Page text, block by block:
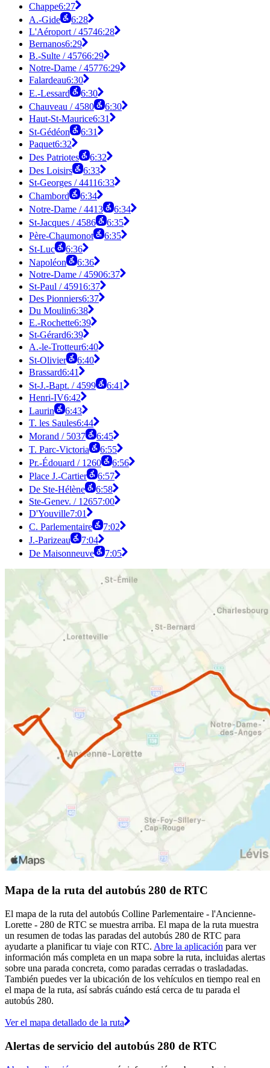
Chappe6:27
A.-Gide
6:28
L'Aéroport / 45746:28
Bernanos6:29
B.-Sulte / 45766:29
Notre-Dame / 45776:29
Falardeau6:30
E.-Lessard
6:30
Chauveau / 4580
6:30
Haut-St-Maurice6:31
St-Gédéon
6:31
Paquet6:32
Des Patriotes
6:32
Des Loisirs
6:33
St-Georges / 44116:33
Chambord
6:34
Notre-Dame / 4413
6:34
St-Jacques / 4586
6:35
Père-Chaumonot
6:35
St-Luc
6:36
Napoléon
6:36
Notre-Dame / 45906:37
St-Paul / 45916:37
Des Pionniers6:37
Du Moulin6:38
E.-Rochette6:39
St-Gérard6:39
A.-le-Trotteur6:40
St-Olivier
6:40
Brassard6:41
St-J.-Bapt. / 4599
6:41
Henri-IV6:42
Laurin
6:43
T. les Saules6:44
Morand / 5037
6:45
T. Parc-Victoria
6:55
Pr.-Édouard / 1260
6:56
Place J.-Cartier
6:57
De Ste-Hélène
6:58
Ste-Genev. / 12657:00
D'Youville7:01
C. Parlementaire
7:02
J.-Parizeau
7:04
De Maisonneuve
7:05
Mapa de la ruta del autobús 280 de RTC
El mapa de la ruta del autobús Colline Parlementaire - l'Ancienne-
Lorette - 280 de RTC se muestra arriba. El mapa de la ruta muestra
un resumen de todas las paradas del autobús 280 de RTC para
ayudarte a planificar tu viaje con RTC. Abre la aplicación para ver
información más completa en un mapa sobre la ruta, incluidas alertas
sobre una parada concreta, como paradas cerradas o trasladadas.
También puedes ver la ubicación de los vehículos en tiempo real en
el mapa de la ruta, así sabrás cuándo está cerca de tu parada el
autobús 280.
Ver el mapa detallado de la ruta
Alertas de servicio del autobús 280 de RTC